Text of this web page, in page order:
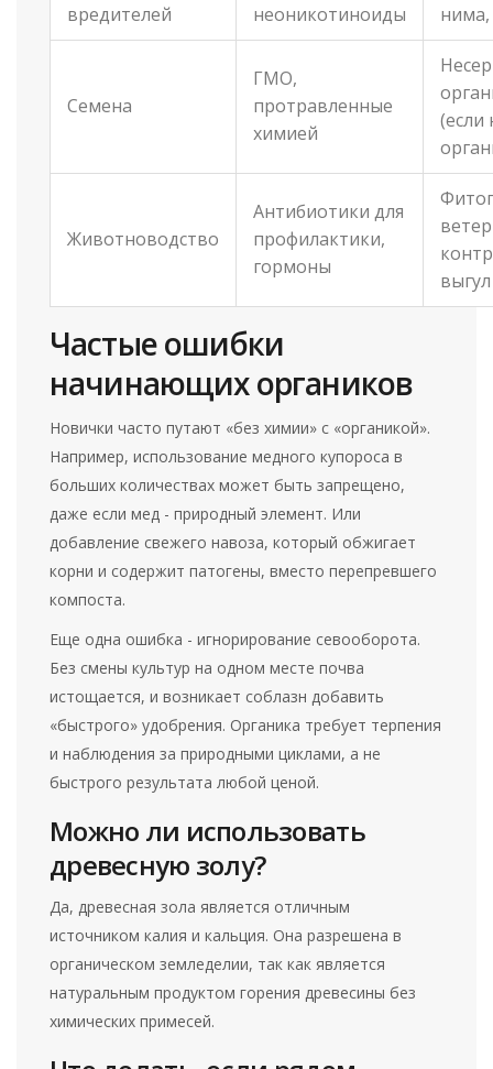
вредителей
неоникотиноиды
нима,
Семена
ГМО,
протравленные
химией
(если
Животноводство
Антибиотики для
профилактики,
гормоны
выгул
Частые ошибки
начинающих органиков
Новички часто путают «без химии» с «органикой».
Например, использование медного купороса в
больших количествах может быть запрещено,
даже если мед - природный элемент. Или
добавление свежего навоза, который обжигает
корни и содержит патогены, вместо перепревшего
компоста.
Еще одна ошибка - игнорирование севооборота.
Без смены культур на одном месте почва
истощается, и возникает соблазн добавить
«быстрого» удобрения. Органика требует терпения
и наблюдения за природными циклами, а не
быстрого результата любой ценой.
Можно ли использовать
древесную золу?
Да, древесная зола является отличным
источником калия и кальция. Она разрешена в
органическом земледелии, так как является
натуральным продуктом горения древесины без
химических примесей.